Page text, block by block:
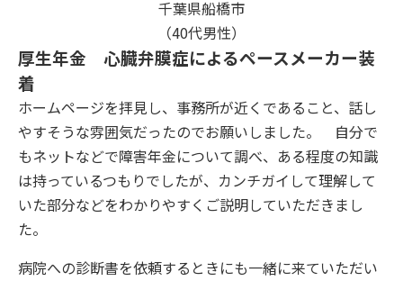
千葉県船橋市
（40代男性）
厚生年金 心臓弁膜症によるペースメーカー装
着
ホームページを拝見し、事務所が近くであること、話し
やすそうな雰囲気だったのでお願いしました。 自分で
もネットなどで障害年金について調べ、ある程度の知識
は持っているつもりでしたが、カンチガイして理解して
いた部分などをわかりやすくご説明していただきまし
た。
病院への診断書を依頼するときにも一緒に来ていただい